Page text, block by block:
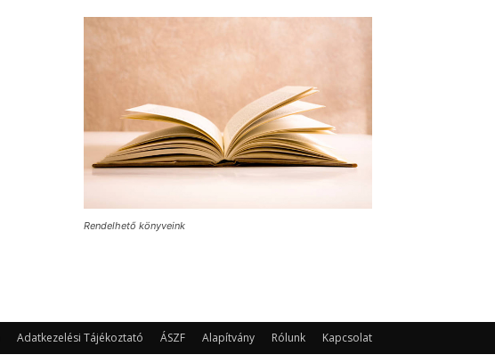
Rendelhető könyveink
Adatkezelési Tájékoztató ÁSZF Alapítvány Rólunk Kapcsolat